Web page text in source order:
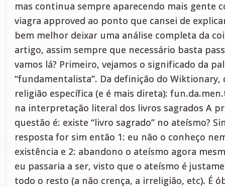
mas continua sempre aparecendo mais gente
viagra approved ao ponto que cansei de
bem melhor deixar uma análise completa da
artigo, assim sempre que necessário basta
vamos lá? Primeiro, vejamos o significado da
“fundamentalista”. Da definição do Wiktionary,
religião específica (e é mais direta):
na interpretação literal dos livros sagrados A
questão é: existe “livro sagrado” no ateísmo?
resposta for sim então 1: eu não o conheço
existência e 2: abandono o ateísmo agora
eu passaria a ser, visto que o ateísmo é
todo o resto (a não crença, a irreligião, etc). É